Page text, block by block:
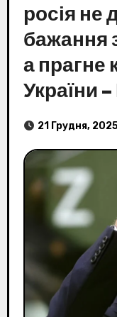
росія не
бажання
а прагне
України
21 Грудня,